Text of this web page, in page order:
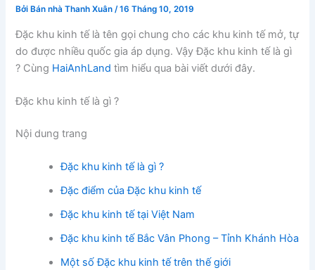
Bởi Bán nhà Thanh Xuân/16 Tháng 10, 2019
Đặc khu kinh tế là tên gọi chung cho các khu kinh tế mở, tự
do được nhiều quốc gia áp dụng. Vậy Đặc khu kinh tế là gì
? Cùng HaiAnhLand tìm hiểu qua bài viết dưới đây.
Đặc khu kinh tế là gì ?
Nội dung trang
Đặc khu kinh tế là gì ?
Đặc điểm của Đặc khu kinh tế
Đặc khu kinh tế tại Việt Nam
Đặc khu kinh tế Bắc Vân Phong – Tỉnh Khánh Hòa
Một số Đặc khu kinh tế trên thế giới